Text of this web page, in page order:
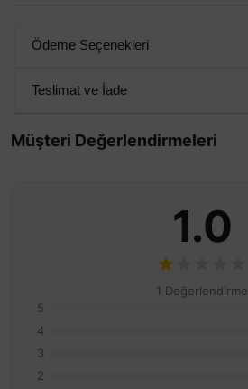
Ödeme Seçenekleri
Teslimat ve İade
Müşteri Değerlendirmeleri
1.0
1 Değerlendirme
5
4
3
2